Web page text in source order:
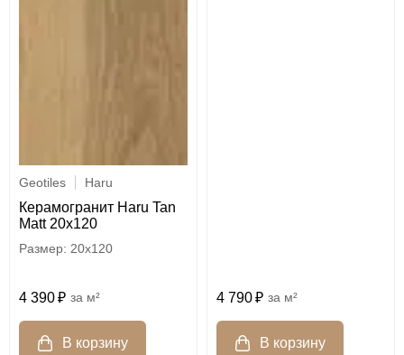
Geotiles Haru
Керамогранит Haru Tan
Matt 20x120
20x120
4 390 м² 4 790 м²